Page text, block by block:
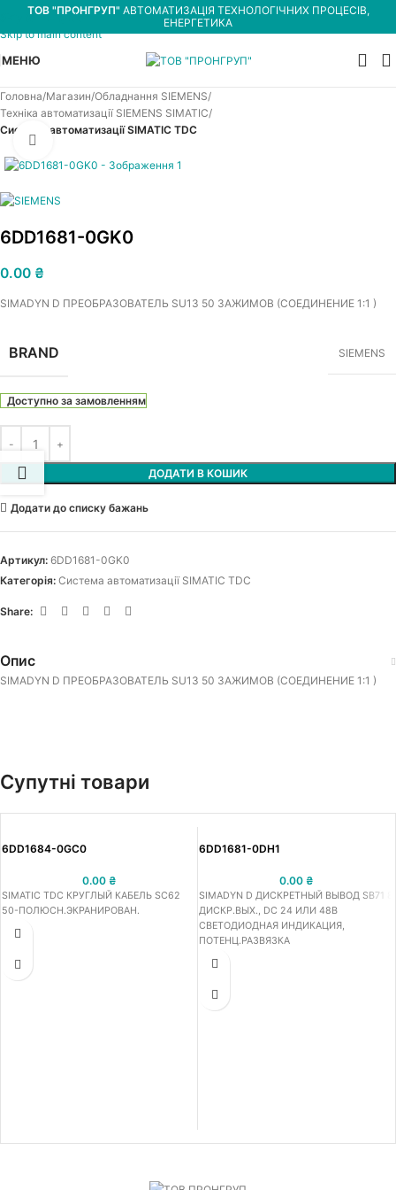
Skip to navigation
Skip to main content
ТОВ "ПРОНГРУП" АВТОМАТИЗАЦІЯ ТЕХНОЛОГІЧНИХ ПРОЦЕСІВ,
ЕНЕРГЕТИКА
МЕНЮ
Головна Магазин Обладнання SIEMENS
Техніка автоматизації SIEMENS SIMATIC
Система автоматизації SIMATIC TDC
6DD1681-0GK0
0.00 ₴
SIMADYN D ПРЕОБРАЗОВАТЕЛЬ SU13 50 ЗАЖИМОВ (СОЕДИНЕНИЕ 1:1 )
BRAND SIEMENS
Доступно за замовленням
ДОДАТИ В КОШИК
Додати до списку бажань
Артикул: 6DD1681-0GK0
Категорія: Система автоматизації SIMATIC TDC
Share:
Опис
SIMADYN D ПРЕОБРАЗОВАТЕЛЬ SU13 50 ЗАЖИМОВ (СОЕДИНЕНИЕ 1:1 )
Супутні товари
6DD1684-0GC0
0.00 ₴
SIMATIC TDC КРУГЛЫЙ КАБЕЛЬ SC62
50-ПОЛЮСН.ЭКРАНИРОВАН.
6DD1681-0DH1
0.00 ₴
SIMADYN D ДИСКРЕТНЫЙ ВЫВОД SB71 8
ДИСКР.ВЫХ., DC 24 ИЛИ 48В
СВЕТОДИОДНАЯ ИНДИКАЦИЯ,
ПОТЕНЦ.РАЗВЯЗКА